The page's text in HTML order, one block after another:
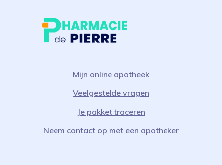
Mijn online apotheek
Veelgestelde vragen
Je pakket traceren
Neem contact op met een apotheker